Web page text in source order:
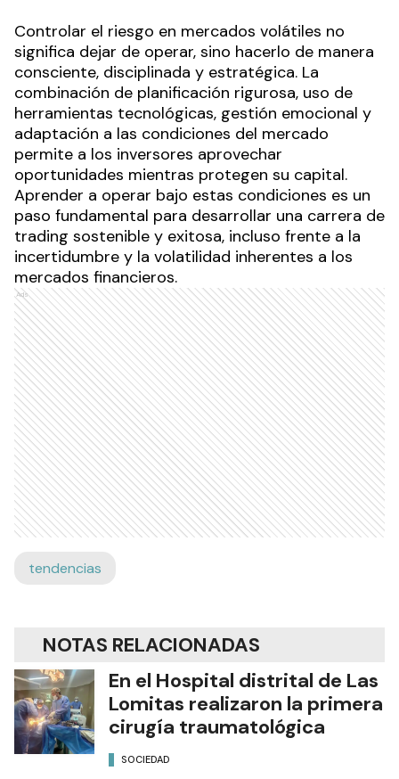
Controlar el riesgo en mercados volátiles no
significa dejar de operar, sino hacerlo de manera
consciente, disciplinada y estratégica. La
combinación de planificación rigurosa, uso de
herramientas tecnológicas, gestión emocional y
adaptación a las condiciones del mercado
permite a los inversores aprovechar
oportunidades mientras protegen su capital.
Aprender a operar bajo estas condiciones es un
paso fundamental para desarrollar una carrera de
trading sostenible y exitosa, incluso frente a la
incertidumbre y la volatilidad inherentes a los
mercados financieros.
Ads
tendencias
NOTAS RELACIONADAS
En el Hospital distrital de Las
Lomitas realizaron la primera
cirugía traumatológica
SOCIEDAD